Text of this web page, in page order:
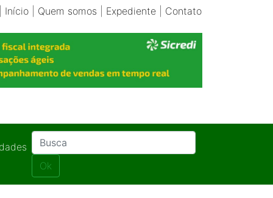
Início| Quem somos Expediente| Contato
Ok